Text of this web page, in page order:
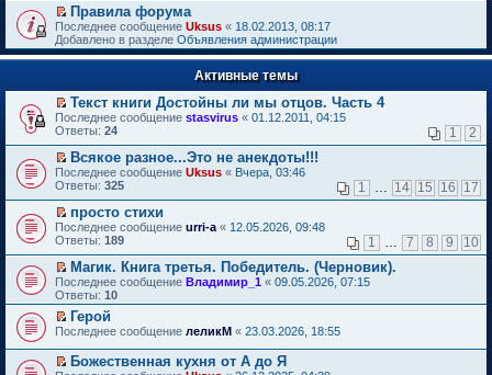
й
т
и
к
п
в
о
м
у
н
е
п
р
о
ч
и
т
а
н
н
о
м
у
с
о
о
П
е
р
е
т
и
к
п
р
в
о
м
у
н
е
п
р
о
ч
и
т
а
н
н
о
Правила форума
Последнее сообщение Uksus « 18.02.2013, 08:17
Добавлено в разделе Объявления администрации
Активные темы
П
е
е
й
т
и
п
е
р
в
о
м
у
н
е
п
р
о
Текст книги Достойны ли мы отцов. Часть 4
Последнее сообщение stasvirus « 01.12.2011, 04:15
Ответы: 24 1 2
П
е
е
й
т
и
к
п
е
р
в
о
м
у
н
Всякое разное...Это не анекдоты!!!
Последнее сообщение Uksus « Вчера, 03:46
Ответы: 325 1 … 14 15 16 17
П
е
е
й
т
и
п
р
в
просто стихи
Последнее сообщение urri-a « 12.05.2026, 09:48
Ответы: 189 1 … 7 8 9 10
П
е
р
й
и
к
Магик. Книга третья. Победитель. (Черновик).
Последнее сообщение Владимир_1 « 09.05.2026, 07:15
Ответы: 10
П
р
е
Герой
Последнее сообщение леликМ « 23.03.2026, 18:55
Божественная кухня от А до Я